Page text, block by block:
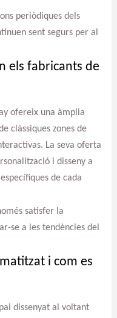
periòdiques dels
sent segurs per al
els fabricants de
ofereix una àmplia
clàssiques zones de
La seva oferta
i disseny a
de cada
satisfer la
se a les tendències del
i com es
dissenyat al voltant